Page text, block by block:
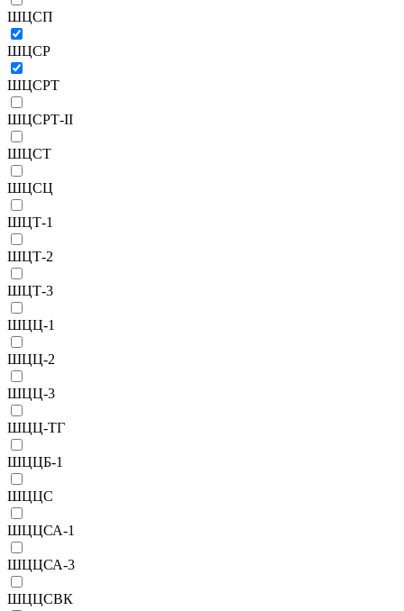
ШЦСП
ШЦСР
ШЦСРТ
ШЦСРТ-II
ШЦСТ
ШЦСЦ
ШЦТ-1
ШЦТ-2
ШЦТ-3
ШЦЦ-1
ШЦЦ-2
ШЦЦ-3
ШЦЦ-ТГ
ШЦЦБ-1
ШЦЦС
ШЦЦСА-1
ШЦЦСА-3
ШЦЦСВК